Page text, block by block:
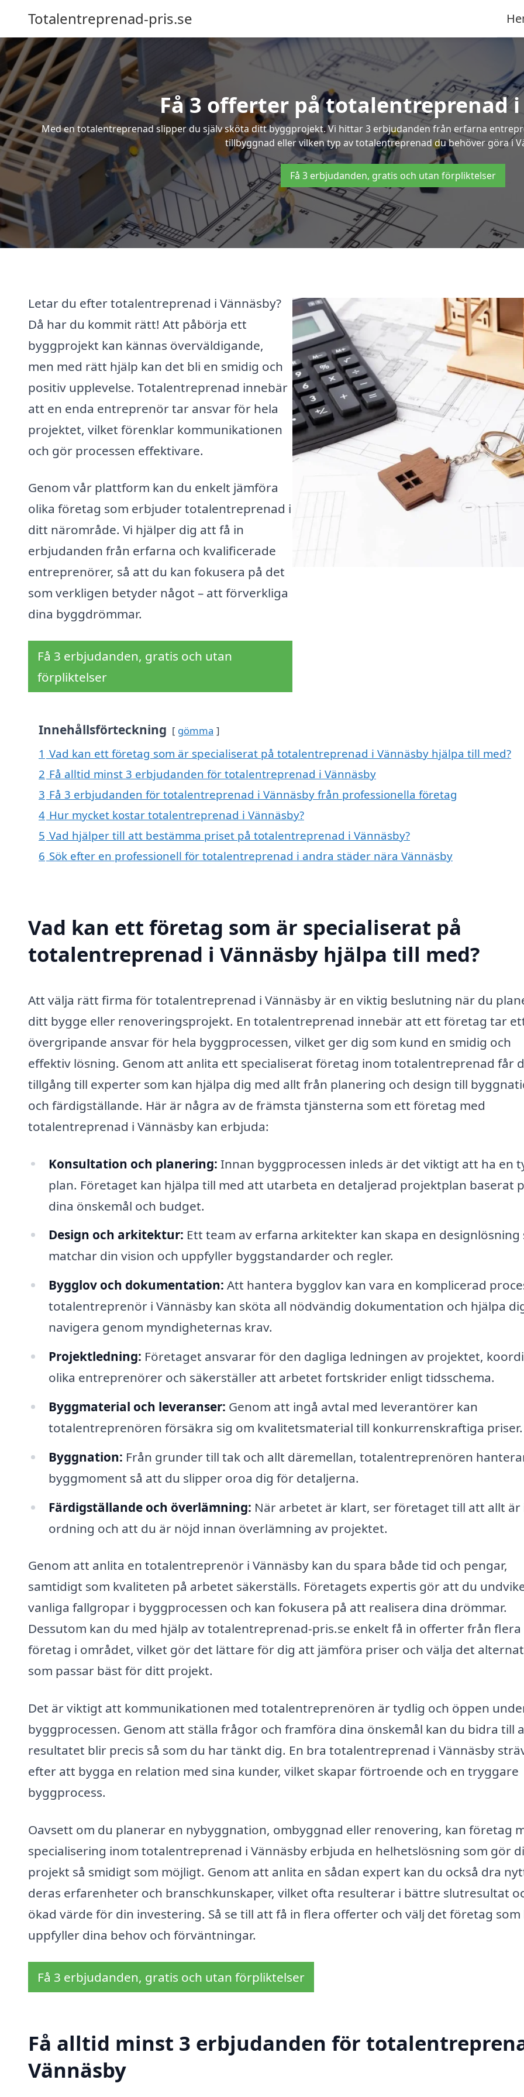
Totalentreprenad-pris.se
Få 3 offerter på totalentreprenad i
Med en totalentreprenad slipper du själv sköta ditt byggprojekt. Vi hittar 3 erbjudanden från erfarna
tillbyggnad eller vilken typ av totalentreprenad du behöver göra i
Få 3 erbjudanden, gratis och utan förpliktelser
Letar du efter totalentreprenad i Vännäsby?
Då har du kommit rätt! Att påbörja ett
byggprojekt kan kännas överväldigande,
men med rätt hjälp kan det bli en smidig och
positiv upplevelse. Totalentreprenad innebär
att en enda entreprenör tar ansvar för hela
projektet, vilket förenklar kommunikationen
och gör processen effektivare.
Genom vår plattform kan du enkelt jämföra
olika företag som erbjuder totalentreprenad i
ditt närområde. Vi hjälper dig att få in
erbjudanden från erfarna och kvalificerade
entreprenörer, så att du kan fokusera på det
som verkligen betyder något – att förverkliga
dina byggdrömmar.
Få 3 erbjudanden, gratis och utan
förpliktelser
Innehållsförteckning gömma
1 Vad kan ett företag som är specialiserat på totalentreprenad i Vännäsby hjälpa till med?
2 Få alltid minst 3 erbjudanden för totalentreprenad i Vännäsby
3 Få 3 erbjudanden för totalentreprenad i Vännäsby från professionella företag
4 Hur mycket kostar totalentreprenad i Vännäsby?
5 Vad hjälper till att bestämma priset på totalentreprenad i Vännäsby?
6 Sök efter en professionell för totalentreprenad i andra städer nära Vännäsby
Vad kan ett företag som är specialiserat på
totalentreprenad i Vännäsby hjälpa till med?
Att välja rätt firma för totalentreprenad i Vännäsby är en viktig beslutning när du
ditt bygge eller renoveringsprojekt. En totalentreprenad innebär att ett företag tar
övergripande ansvar för hela byggprocessen, vilket ger dig som kund en smidig och
effektiv lösning. Genom att anlita ett specialiserat företag inom totalentreprenad får
tillgång till experter som kan hjälpa dig med allt från planering och design till
och färdigställande. Här är några av de främsta tjänsterna som ett företag med
totalentreprenad i Vännäsby kan erbjuda:
Konsultation och planering: Innan byggprocessen inleds är det viktigt att ha en
plan. Företaget kan hjälpa till med att utarbeta en detaljerad projektplan baserat
dina önskemål och budget.
Design och arkitektur: Ett team av erfarna arkitekter kan skapa en designlösning
matchar din vision och uppfyller byggstandarder och regler.
Bygglov och dokumentation: Att hantera bygglov kan vara en komplicerad
totalentreprenör i Vännäsby kan sköta all nödvändig dokumentation och hjälpa
navigera genom myndigheternas krav.
Projektledning: Företaget ansvarar för den dagliga ledningen av projektet,
olika entreprenörer och säkerställer att arbetet fortskrider enligt tidsschema.
Byggmaterial och leveranser: Genom att ingå avtal med leverantörer kan
totalentreprenören försäkra sig om kvalitetsmaterial till konkurrenskraftiga priser.
Byggnation: Från grunder till tak och allt däremellan, totalentreprenören
byggmoment så att du slipper oroa dig för detaljerna.
Färdigställande och överlämning: När arbetet är klart, ser företaget till att allt är
ordning och att du är nöjd innan överlämning av projektet.
Genom att anlita en totalentreprenör i Vännäsby kan du spara både tid och pengar,
samtidigt som kvaliteten på arbetet säkerställs. Företagets expertis gör att du
vanliga fallgropar i byggprocessen och kan fokusera på att realisera dina drömmar.
Dessutom kan du med hjälp av totalentreprenad-pris.se enkelt få in offerter från flera
företag i området, vilket gör det lättare för dig att jämföra priser och välja det
som passar bäst för ditt projekt.
Det är viktigt att kommunikationen med totalentreprenören är tydlig och öppen
byggprocessen. Genom att ställa frågor och framföra dina önskemål kan du bidra till
resultatet blir precis så som du har tänkt dig. En bra totalentreprenad i Vännäsby
efter att bygga en relation med sina kunder, vilket skapar förtroende och en tryggare
byggprocess.
Oavsett om du planerar en nybyggnation, ombyggnad eller renovering, kan företag
specialisering inom totalentreprenad i Vännäsby erbjuda en helhetslösning som gör
projekt så smidigt som möjligt. Genom att anlita en sådan expert kan du också dra
deras erfarenheter och branschkunskaper, vilket ofta resulterar i bättre slutresultat
ökad värde för din investering. Så se till att få in flera offerter och välj det företag som
uppfyller dina behov och förväntningar.
Få 3 erbjudanden, gratis och utan förpliktelser
Få alltid minst 3 erbjudanden för
Vännäsby